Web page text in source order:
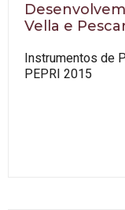
Vella e
Instrumentos de
PEPRI 2015